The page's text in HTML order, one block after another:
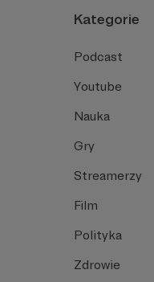
Kategorie
Podcast
Youtube
Nauka
Gry
Streamerzy
Film
Polityka
Zdrowie